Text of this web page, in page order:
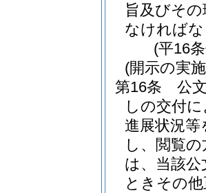
旨及びそ
なければ
(平16
(開示の実
第16条
公
しの交付
進展状況
し、閲覧
は、当該
ときその